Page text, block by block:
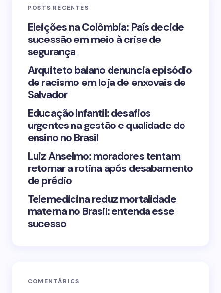
Your Comment *
Save my name and email in this browser for the
Submit Comment
POSTS RECENTES
Eleições na Colômbia: País decide
sucessão em meio à crise de
segurança
Arquiteto baiano denuncia episódio
de racismo em loja de enxovais de
Salvador
Educação Infantil: desafios
urgentes na gestão e qualidade do
ensino no Brasil
Luiz Anselmo: moradores tentam
retomar a rotina após desabamento
de prédio
Telemedicina reduz mortalidade
materna no Brasil: entenda esse
sucesso
COMENTÁRIOS